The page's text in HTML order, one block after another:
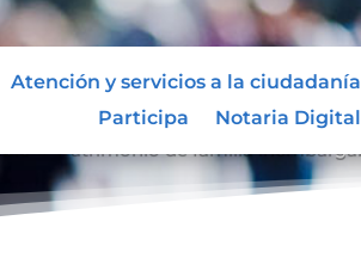
Atención y servicios a la ciudadanía
Participa
Notaria Digital